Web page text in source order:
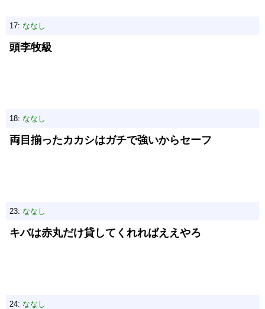
17: ななし
頭李牧級
18: ななし
両目揃ったカカシはガチで強いからセーフ
23: ななし
キバは赤丸だけ貸してくれればええやろ
24: ななし